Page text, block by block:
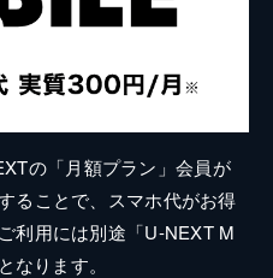
の「月額プラン」会員が
ることで、スマホ代がお得
利用には別途「U-NEXT M
ります。